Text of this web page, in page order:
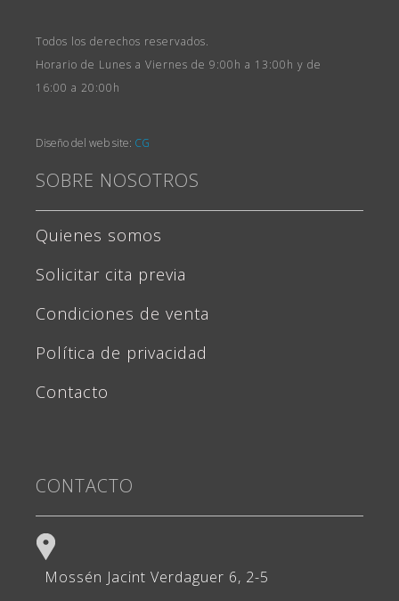
Todos los derechos reservados.
Horario de Lunes a Viernes de 9:00h a 13:00h y de
16:00 a 20:00h
Diseño del web site: CG
SOBRE NOSOTROS
Quienes somos
Solicitar cita previa
Condiciones de venta
Política de privacidad
Contacto
CONTACTO
Mossén Jacint Verdaguer 6, 2-5